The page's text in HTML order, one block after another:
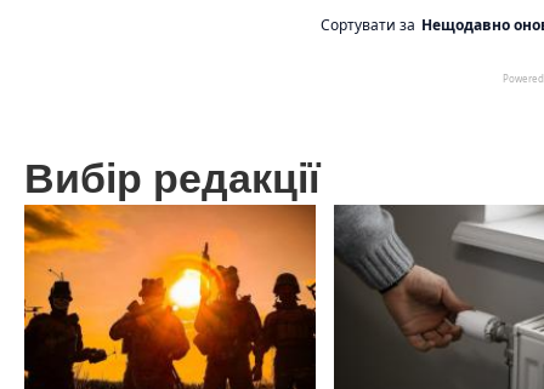
Вибір редакції